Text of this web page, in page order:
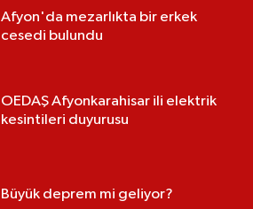
Afyon'da mezarlıkta bir erkek
cesedi bulundu
OEDAŞ Afyonkarahisar ili elektrik
kesintileri duyurusu
Büyük deprem mi geliyor?